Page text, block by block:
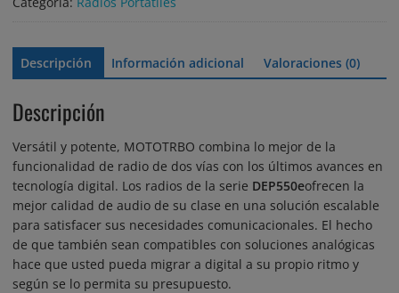
elegir
en
producto
Descripción Información adicional Valoraciones (0)
Descripción
Versátil y potente, MOTOTRBO combina lo mejor de la
funcionalidad de radio de dos vías con los últimos avances en
tecnología digital. Los radios de la serie DEP550eofrecen la
mejor calidad de audio de su clase en una solución escalable
para satisfacer sus necesidades comunicacionales. El hecho
de que también sean compatibles con soluciones analógicas
hace que usted pueda migrar a digital a su propio ritmo y
según se lo permita su presupuesto.